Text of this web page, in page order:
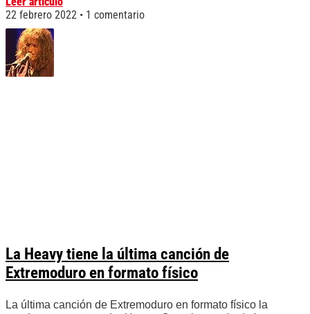
22 febrero 2022
1 comentario
La Heavy tiene la última canción de
Extremoduro en formato físico
La última canción de Extremoduro en formato físico la